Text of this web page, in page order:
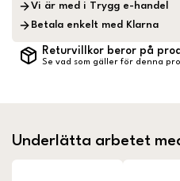
Vi är med i Trygg e-handel
Betala enkelt med Klarna
Returvillkor beror på
Se vad som gäller för denna
Underlätta arbetet